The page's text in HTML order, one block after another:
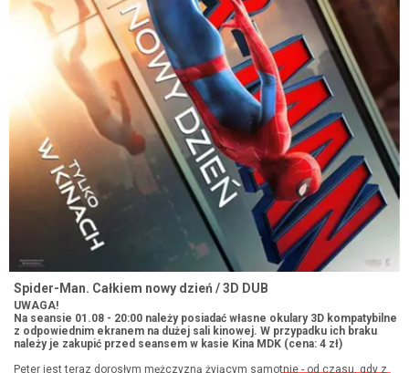
Spider-Man. Całkiem nowy dzień / 3D DUB
UWAGA!
Na seansie 01.08 - 20:00 należy posiadać własne okulary 3D kompatybilne
z odpowiednim ekranem na dużej sali kinowej. W przypadku ich braku
należy je zakupić przed seansem w kasie Kina MDK (cena: 4 zł)
Peter jest teraz dorosłym mężczyzną żyjącym samotnie - od czasu, gdy z